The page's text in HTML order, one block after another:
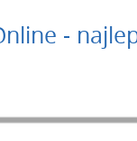
-